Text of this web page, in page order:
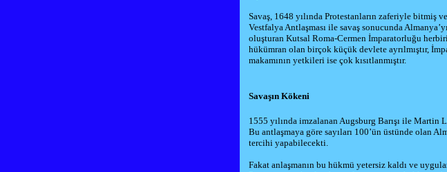
Savaş, 1648 yılında Protestanların zaferiyle bitmiş ve
Vestfalya Antlaşması ile savaş sonucunda Almanya’yı
oluşturan Kutsal Roma-Cermen İmparatorluğu herbiri
hükümran olan birçok küçük devlete ayrılmıştır,
makamının yetkileri ise çok kısıtlanmıştır.
Savaşın Kökeni
1555 yılında imzalanan Augsburg Barışı ile Martin
Bu antlaşmaya göre sayıları 100’ün üstünde olan
tercihi yapabilecekti.
Fakat anlaşmanın bu hükmü yetersiz kaldı ve